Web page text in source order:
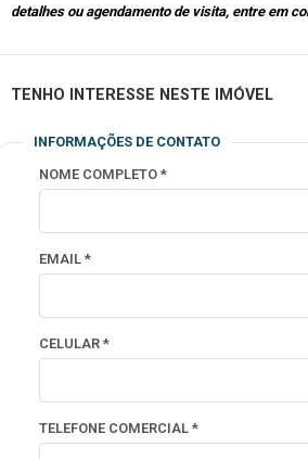
detalhes ou agendamento de visita, entre em
TENHO INTERESSE NESTE IMÓVEL
INFORMAÇÕES DE CONTATO
NOME COMPLETO *
EMAIL *
CELULAR *
TELEFONE COMERCIAL *